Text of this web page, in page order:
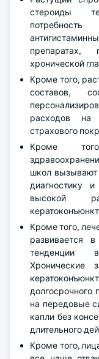
стероиды
препаратах,
хронической
Кроме того,
составов,
расходов на
страхового
Кроме
школ вызывают
диагностику
высокой
Кроме того,
развивается
тенденции
Хронические
долгосрочного
на передовые
капли без
длительного
Кроме того,